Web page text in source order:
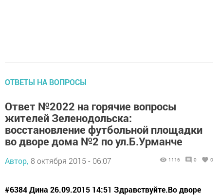
ОТВЕТЫ НА ВОПРОСЫ
Ответ №2022 на горячие вопросы
жителей Зеленодольска:
восстановление футбольной площадки
во дворе дома №2 по ул.Б.Урманче
Автор, 8 октября 2015 - 06:07 1116 0 0
#6384 Дина 26.09.2015 14:51 Здравствуйте.Во дворе